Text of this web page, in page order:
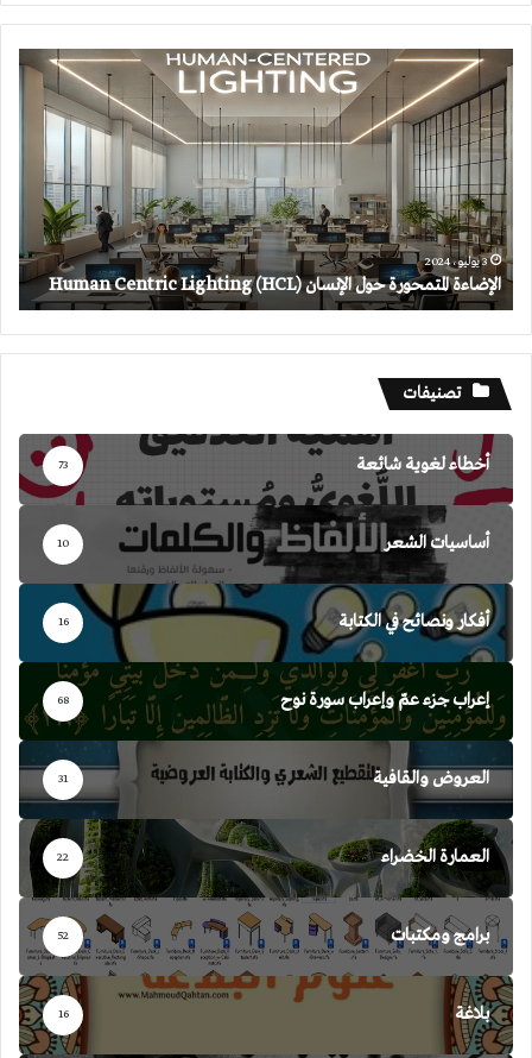
الإضاءة
المتمحورة
حول
الإنسان
(HCL)
Human
Centric
Lighting
3 يوليو، 2024
الإضاءة المتمحورة حول الإنسان (HCL) Human Centric Lighting
تصنيفات
أخطاء لغوية شائعة 73
أساسيات الشعر 10
أفكار ونصائح في الكتابة 16
إعراب جزء عمّ وإعراب سورة نوح 68
العروض والقافية 31
العمارة الخضراء 22
برامج ومكتبات 52
بلاغة 16